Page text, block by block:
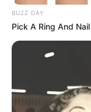
BUZZ DAY
Pick A Ring And